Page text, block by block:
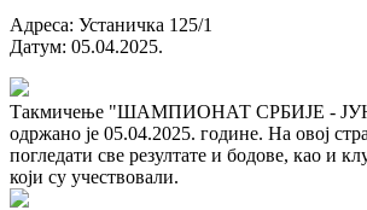
Адреса: Устаничка 125/1
Датум: 05.04.2025.
Такмичење "ШАМПИОНАТ СРБИЈЕ -
одржано је 05.04.2025. године. На овој
погледати све резултате и бодове, као и
који су учествовали.